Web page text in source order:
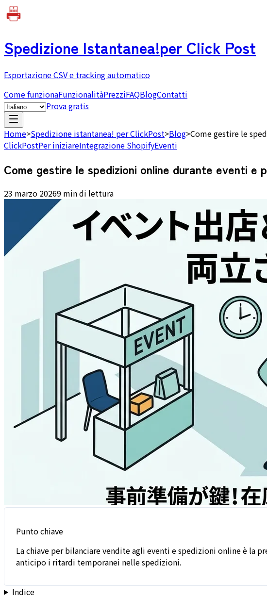
Spedizione Istantanea!per Click Post
Esportazione CSV e tracking automatico
Come funzionaFunzionalitàPrezziFAQBlogContatti
Prova gratis
Home>Spedizione istantanea! per ClickPost>Blog>Come gestire le
ClickPostPer iniziareIntegrazione ShopifyEventi
Come gestire le spedizioni online durante eventi e
23 marzo 20269 min di lettura
Punto chiave
La chiave per bilanciare vendite agli eventi e spedizioni online è la
anticipo i ritardi temporanei nelle spedizioni.
Indice